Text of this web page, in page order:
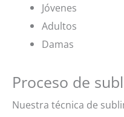
Jóvenes
Adultos
Damas
Proceso de
Nuestra técnica de